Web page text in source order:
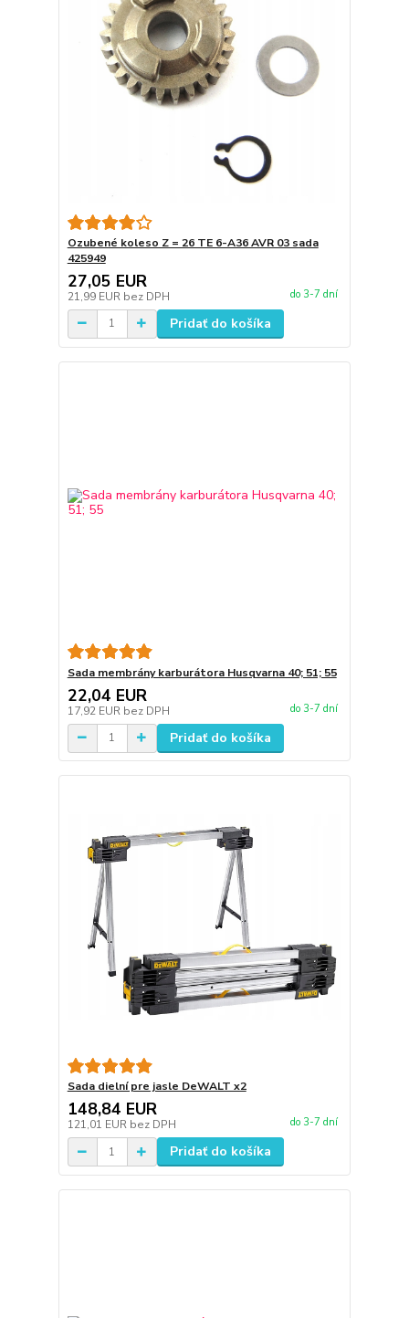
Ozubené koleso Z = 26 TE 6-A36 AVR 03 sada
425949
27,05 EUR
21,99 EUR bez DPH do 3-7 dní
Pridať do košíka
Sada membrány karburátora Husqvarna 40; 51; 55
22,04 EUR
17,92 EUR bez DPH do 3-7 dní
Pridať do košíka
Sada dielní pre jasle DeWALT x2
148,84 EUR
121,01 EUR bez DPH do 3-7 dní
Pridať do košíka